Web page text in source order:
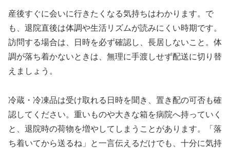
産後すぐに会いに行きたくなる気持ちはわかります。で
も、退院直後は体調や生活リズムが読みにくい時期です。
訪問する場合は、日時を必ず確認し、長居しないこと。体
調が落ち着かないときは、無理に手渡しせず配送に切り替
えましょう。
冷蔵・冷凍品は受け取れる日時を聞き、置き配の可否も確
認してください。重いものや大きな箱を病院へ持っていく
と、退院時の荷物を増やしてしまうことがあります。「落
ち着いてから送るね」と一言伝えるだけでも、十分に気持